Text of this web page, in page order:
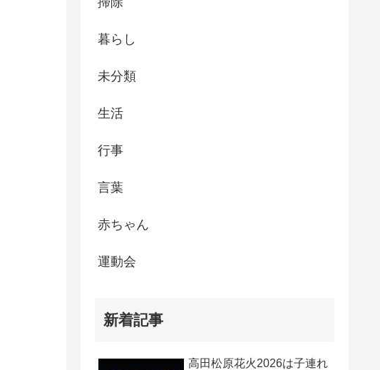
暮らし
未分類
生活
行事
言葉
赤ちゃん
運動会
新着記事
高田松原花火2026は子連れ